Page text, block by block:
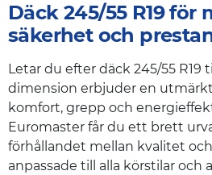
Däck 245/55 R19 för
säkerhet och
Letar du efter däck 245/55 R19
dimension erbjuder en
komfort, grepp och
Euromaster får du ett brett
förhållandet mellan kvalitet
anpassade till alla körstilar och